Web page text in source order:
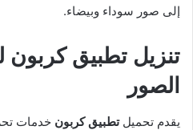
إلى صور سوداء وبيضاء.
تنزيل تطبيق كربون
الصور
يقدم تحميلتطبيق كربون خدمات